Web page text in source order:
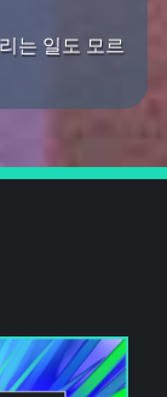
는 일도 모르